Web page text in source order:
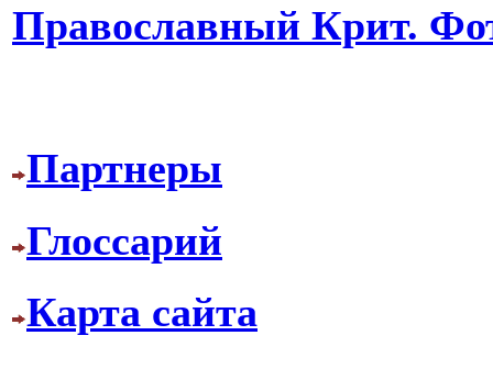
Православный Крит.
Партнеры
Глоссарий
Карта сайта